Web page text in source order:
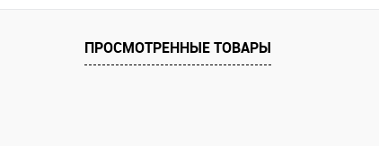
Сравнение
ПРОСМОТРЕННЫЕ ТОВАРЫ